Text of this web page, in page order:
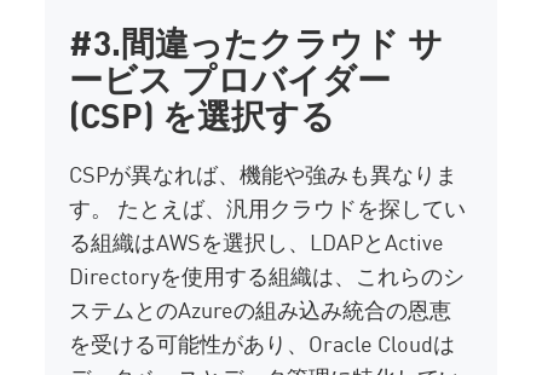
#3.間違ったクラウド サ
ービス プロバイダー
(CSP) を選択する
CSPが異なれば、機能や強みも異なりま
す。 たとえば、汎用クラウドを探してい
る組織はAWSを選択し、LDAPとActive
Directoryを使用する組織は、これらのシ
ステムとのAzureの組み込み統合の恩恵
を受ける可能性があり、Oracle Cloudは